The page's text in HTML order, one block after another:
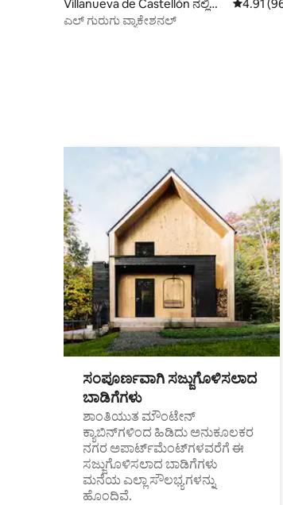
Villanueva de Castellón ನಲ್ಲಿ
ಚಾಲೆಟ್
5 ರಲ್ಲಿ
4.91
ಎಲ್ ಗುರುಗು ವ್ಯಾಕೇಶನಲ್
ಸಂಪೂರ್ಣವಾಗಿ ಸಜ್ಜುಗೊಳಿಸಲಾದ
ಬಾಡಿಗೆಗಳು
ಶಾಂತಿಯುತ ಮೌಂಟೇನ್
ಕ್ಯಾಬಿನ್‌ಗಳಿಂದ ಹಿಡಿದು ಅನುಕೂಲಕರ
ನಗರ ಅಪಾರ್ಟ್‌ಮೆಂಟ್‌ಗಳವರೆಗೆ ಈ
ಸಜ್ಜುಗೊಳಿಸಲಾದ ಬಾಡಿಗೆಗಳು
ಮನೆಯ ಎಲ್ಲಾ ಸೌಲಭ್ಯಗಳನ್ನು
ಹೊಂದಿವೆ.